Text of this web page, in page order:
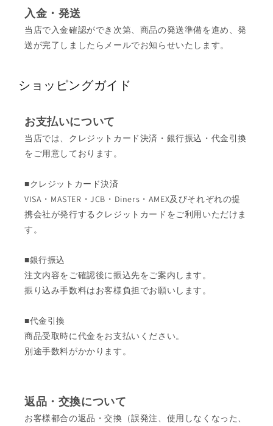
入金・発送
当店で入金確認ができ次第、商品の発送準備を進め、発
送が完了しましたらメールでお知らせいたします。
ショッピングガイド
お支払いについて
当店では、クレジットカード決済・銀行振込・代金引換
をご用意しております。
■クレジットカード決済
VISA・MASTER・JCB・Diners・AMEX及びそれぞれの提
携会社が発行するクレジットカードをご利用いただけま
す。
■銀行振込
注文内容をご確認後に振込先をご案内します。
振り込み手数料はお客様負担でお願いします。
■代金引換
商品受取時に代金をお支払いください。
別途手数料がかかります。
返品・交換について
お客様都合の返品・交換（誤発注、使用しなくなった、